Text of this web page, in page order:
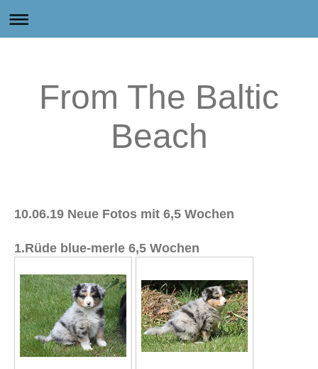
From The Baltic
Beach
10.06.19 Neue Fotos mit 6,5 Wochen
1.Rüde blue-merle 6,5 Wochen